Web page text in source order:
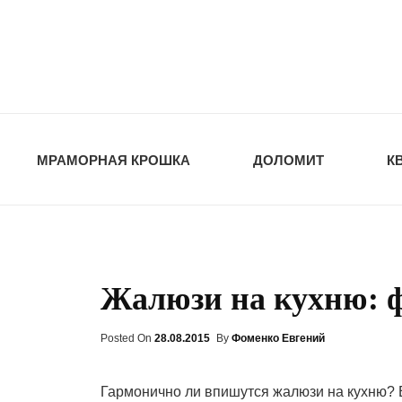
МРАМОРНАЯ КРОШКА ДОЛОМИТ
Жалюзи на кухню:
Posted On Posted
28.08.2015 By Фоменко Евгений
Гармонично ли впишутся жалюзи на кухню?